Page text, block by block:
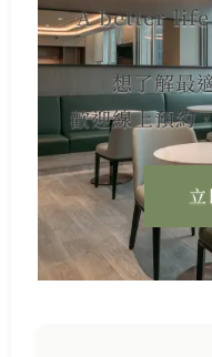
A better
想了解最
歡迎線上預約